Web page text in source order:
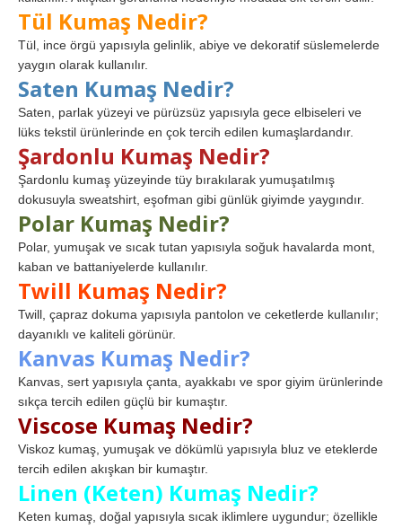
Tül Kumaş Nedir?
Tül, ince örgü yapısıyla gelinlik, abiye ve dekoratif süslemelerde
yaygın olarak kullanılır.
Saten Kumaş Nedir?
Saten, parlak yüzeyi ve pürüzsüz yapısıyla gece elbiseleri ve
lüks tekstil ürünlerinde en çok tercih edilen kumaşlardandır.
Şardonlu Kumaş Nedir?
Şardonlu kumaş yüzeyinde tüy bırakılarak yumuşatılmış
dokusuyla sweatshirt, eşofman gibi günlük giyimde yaygındır.
Polar Kumaş Nedir?
Polar, yumuşak ve sıcak tutan yapısıyla soğuk havalarda mont,
kaban ve battaniyelerde kullanılır.
Twill Kumaş Nedir?
Twill, çapraz dokuma yapısıyla pantolon ve ceketlerde kullanılır;
dayanıklı ve kaliteli görünür.
Kanvas Kumaş Nedir?
Kanvas, sert yapısıyla çanta, ayakkabı ve spor giyim ürünlerinde
sıkça tercih edilen güçlü bir kumaştır.
Viscose Kumaş Nedir?
Viskoz kumaş, yumuşak ve dökümlü yapısıyla bluz ve eteklerde
tercih edilen akışkan bir kumaştır.
Linen (Keten) Kumaş Nedir?
Keten kumaş, doğal yapısıyla sıcak iklimlere uygundur; özellikle